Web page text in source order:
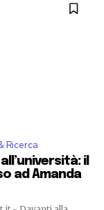
Ricerca
il
ad Amanda